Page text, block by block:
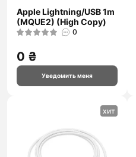
Apple Lightning/USB 1m
(MQUE2) (High Copy)
0
0 ₴
Уведомить меня
хит